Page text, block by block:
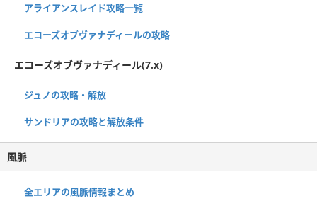
アライアンスレイド攻略一覧
エコーズオブヴァナディールの攻略
エコーズオブヴァナディール(7.x)
ジュノの攻略・解放
サンドリアの攻略と解放条件
風脈
全エリアの風脈情報まとめ